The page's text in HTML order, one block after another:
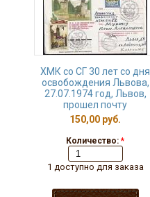
ХМК со СГ 30 лет со дня
освобождения Львова,
27.07.1974 год, Львов,
прошел почту
150,00 руб.
Количество: *
1 доступно для заказа